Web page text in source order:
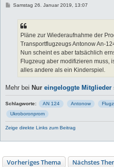
BSamstag 26. Januar 2019, 13:07
Pläne zur Wiederaufnahme der
Transportflugzeugs Antonow An-
Nun scheint es aber tatsächlich
Flugzeug aber modifizieren muss,
alles andere als ein Kinderspiel.
Mehr bei Nur eingeloggte Mitglieder
Schlagworte: AN 124 Antonow
Ukroboronprom
Zeige direkte Links zum Beitrag
Vorheriges Thema Nächstes